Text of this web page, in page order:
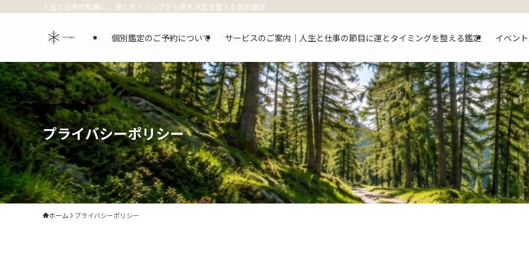
人生と仕事の転機に。運とタイミングから意思決定を整える個別鑑定
個別鑑定のご予約について サービスのご案内｜人生と仕事の節目に運とタイミングを整える鑑定 イベン
プライバシーポリシー
ホーム プライバシーポリシー